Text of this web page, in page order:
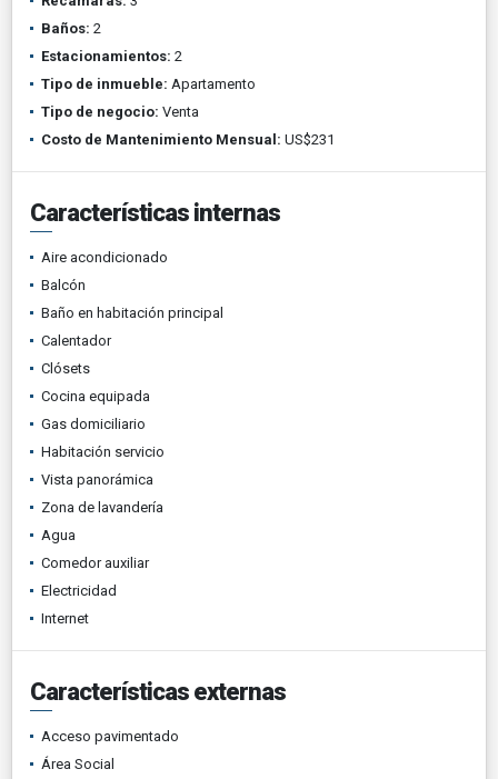
Baños: 2
Estacionamientos: 2
Tipo de inmueble: Apartamento
Tipo de negocio: Venta
Costo de Mantenimiento Mensual: US$231
Características internas
Aire acondicionado
Balcón
Baño en habitación principal
Calentador
Clósets
Cocina equipada
Gas domiciliario
Habitación servicio
Vista panorámica
Zona de lavandería
Agua
Comedor auxiliar
Electricidad
Internet
Características externas
Acceso pavimentado
Área Social